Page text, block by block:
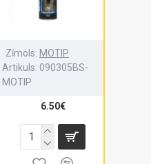
Zīmols: MOTIP
Artikuls: 090305BS-
MOTIP
6.50€